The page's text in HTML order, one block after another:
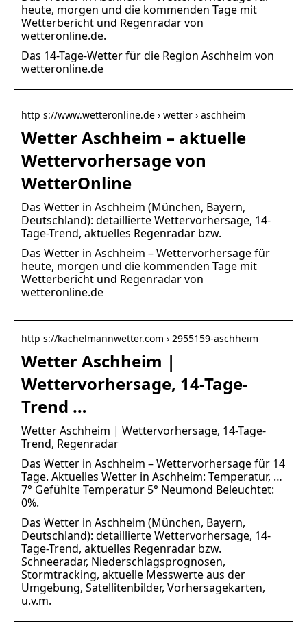
heute, morgen und die kommenden Tage mit
Wetterbericht und Regenradar von
wetteronline.de.
Das 14-Tage-Wetter für die Region Aschheim von
wetteronline.de
http s://www.wetteronline.de › wetter › aschheim
Wetter Aschheim – aktuelle
Wettervorhersage von
WetterOnline
Das Wetter in Aschheim (München, Bayern,
Deutschland): detaillierte Wettervorhersage, 14-
Tage-Trend, aktuelles Regenradar bzw.
Das Wetter in Aschheim – Wettervorhersage für
heute, morgen und die kommenden Tage mit
Wetterbericht und Regenradar von
wetteronline.de
http s://kachelmannwetter.com › 2955159-aschheim
Wetter Aschheim |
Wettervorhersage, 14-Tage-
Trend …
Wetter Aschheim | Wettervorhersage, 14-Tage-
Trend, Regenradar
Das Wetter in Aschheim – Wettervorhersage für 14
Tage. Aktuelles Wetter in Aschheim: Temperatur, …
7° Gefühlte Temperatur 5° Neumond Beleuchtet:
0%.
Das Wetter in Aschheim (München, Bayern,
Deutschland): detaillierte Wettervorhersage, 14-
Tage-Trend, aktuelles Regenradar bzw.
Schneeradar, Niederschlagsprognosen,
Stormtracking, aktuelle Messwerte aus der
Umgebung, Satellitenbilder, Vorhersagekarten,
u.v.m.